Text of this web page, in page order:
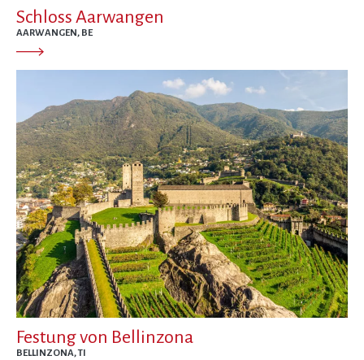
Schloss Aarwangen
AARWANGEN, BE
Festung von Bellinzona
BELLINZONA, TI